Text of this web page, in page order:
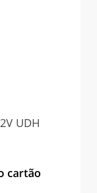
UDH
cartão